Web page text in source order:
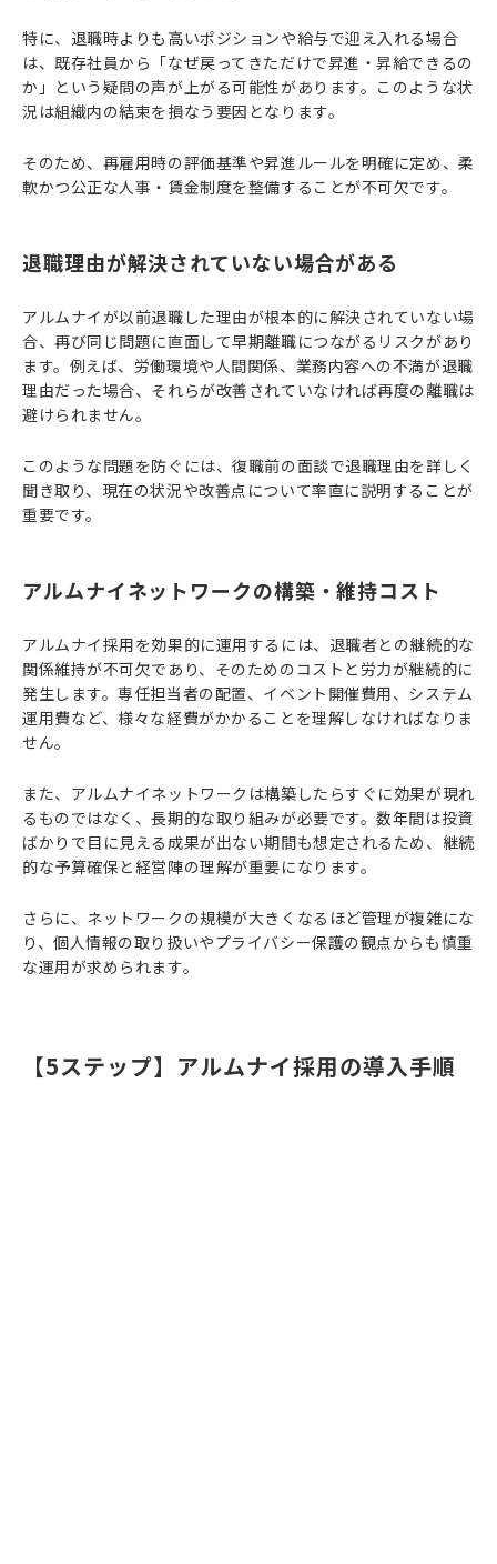
特に、退職時よりも高いポジションや給与で迎え入れる場合
は、既存社員から「なぜ戻ってきただけで昇進・昇給できるの
か」という疑問の声が上がる可能性があります。このような状
況は組織内の結束を損なう要因となります。
そのため、再雇用時の評価基準や昇進ルールを明確に定め、柔
軟かつ公正な人事・賃金制度を整備することが不可欠です。
退職理由が解決されていない場合がある
アルムナイが以前退職した理由が根本的に解決されていない場
合、再び同じ問題に直面して早期離職につながるリスクがあり
ます。例えば、労働環境や人間関係、業務内容への不満が退職
理由だった場合、それらが改善されていなければ再度の離職は
避けられません。
このような問題を防ぐには、復職前の面談で退職理由を詳しく
聞き取り、現在の状況や改善点について率直に説明することが
重要です。
アルムナイネットワークの構築・維持コスト
アルムナイ採用を効果的に運用するには、退職者との継続的な
関係維持が不可欠であり、そのためのコストと労力が継続的に
発生します。専任担当者の配置、イベント開催費用、システム
運用費など、様々な経費がかかることを理解しなければなりま
せん。
また、アルムナイネットワークは構築したらすぐに効果が現れ
るものではなく、長期的な取り組みが必要です。数年間は投資
ばかりで目に見える成果が出ない期間も想定されるため、継続
的な予算確保と経営陣の理解が重要になります。
さらに、ネットワークの規模が大きくなるほど管理が複雑にな
り、個人情報の取り扱いやプライバシー保護の観点からも慎重
な運用が求められます。
【5ステップ】アルムナイ採用の導入手順